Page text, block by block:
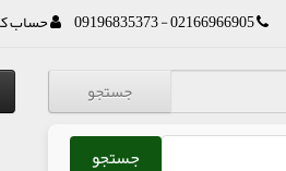
02166966905 - 09196835373 حساب
جستجو
جستجو